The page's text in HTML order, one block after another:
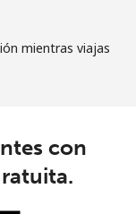
mientras viajas
con